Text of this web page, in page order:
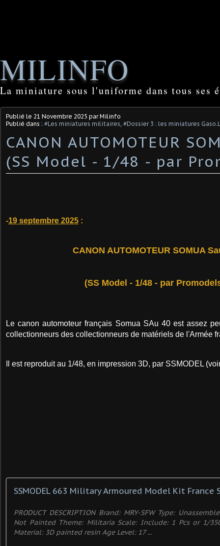
MILINFO
La miniature sous l'uniforme dans tous ses
Publié le 21 Novembre 2025 par Milinfo
Publié dans : #Les miniatures militaires, #Dossier 3 : les miniatures
CANON AUTOMOTEUR
(SS Model - 1/48 - par
-19 septembre 2025 :
CANON AUTOMOTEUR SOMUA
(SS Model - 1/48 - par
Le canon automoteur français Somua SAu 40 est assez
collectionneurs des collectionneurs de matériels de l'Armée
Il est reproduit au 1/48, en impression 3D, par SSMODEL
PRODUCT DESCRIPTION Brand: MRY-SFW Type:
Not Painted Theme: Militaria Scale: Include: 1 Pcs or 1/
Material: 3D painted resin Age Level: 17 ...